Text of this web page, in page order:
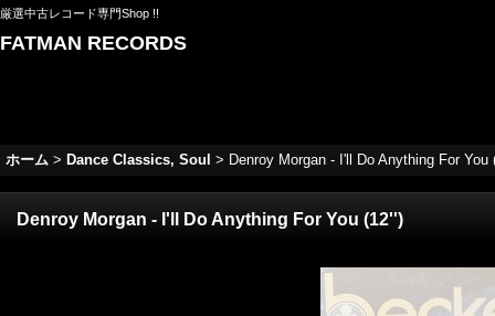
厳選中古レコード専門Shop !!
FATMAN RECORDS
ホーム > Dance Classics, Soul > Denroy Morgan - I'll Do Anything For You
Denroy Morgan - I'll Do Anything For You (12'')